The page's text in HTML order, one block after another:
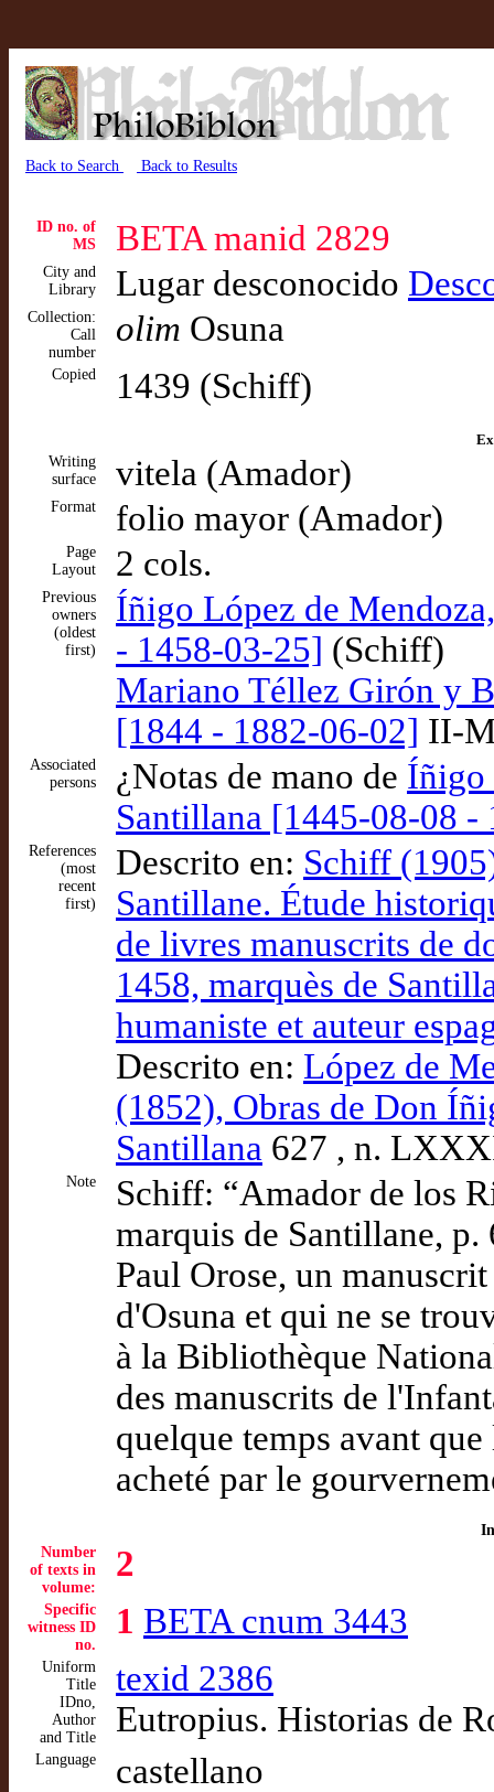
Back to Search Back to Results
ID no. of
MS
BETA manid 2829
City and
Library
Lugar desconocido
Collection:
Call
number
olim Osuna
Copied 1439 (Schiff)
Writing
surface
vitela (Amador)
Format folio mayor (Amador)
Page
Layout
2 cols.
Previous
owners
(oldest
first)
Íñigo López de
- 1458-03-25] (Schiff)
Mariano Téllez Girón y
[1844 - 1882-06-02] II-
Associated
persons
¿Notas de mano de Íñigo
Santillana [1445-08-08
References
(most
recent
first)
Descrito en: Schiff
Santillane. Étude
de livres manuscrits de
1458, marquès de
humaniste et auteur
Descrito en: López de
(1852), Obras de Don
Santillana 627 , n.
Note
Schiff: “Amador de los
marquis de Santillane,
Paul Orose, un
d'Osuna et qui ne se
à la Bibliothèque
des manuscrits de
quelque temps avant
acheté par le
Number
of texts in
volume:
2
Specific
witness ID
no.
1 BETA cnum 3443
Uniform
Title
IDno,
Author
and Title
texid 2386
Eutropius. Historias de
Language castellano